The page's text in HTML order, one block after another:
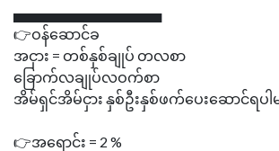
▄▄▄▄▄▄▄▄▄▄▄▄▄▄▄
👉ဝန်ဆောင်ခ
အငှား = တစ်နှစ်ချုပ် တလစာ
ခြောက်လချုပ်လဝက်စာ
အိမ်ရှင်အိမ်ငှား နှစ်ဦးနှစ်ဖက်ပေးဆောင်ရပ
👉အရောင်း = 2 %